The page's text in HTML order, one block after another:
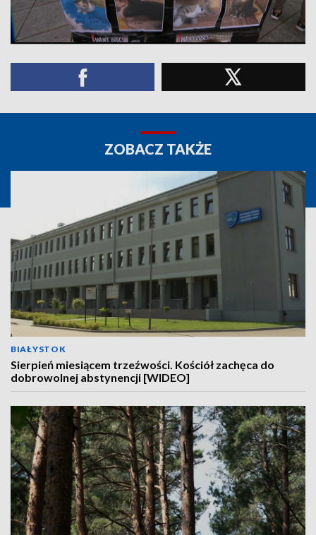
ZOBACZ TAKŻE
BIAŁYSTOK
Sierpień miesiącem trzeźwości. Kościół zachęca do
dobrowolnej abstynencji [WIDEO]